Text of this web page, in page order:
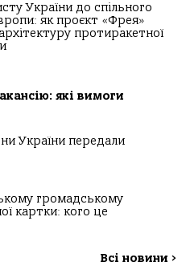
України до спільного
як проєкт «Фрея»
протиракетної
які вимоги
України передали
громадському
картки: кого це
Всі новини >